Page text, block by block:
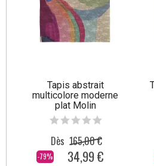
Tapis abstrait
multicolore moderne
plat Molin
-79%
Dès 165,00 €
34,99 €